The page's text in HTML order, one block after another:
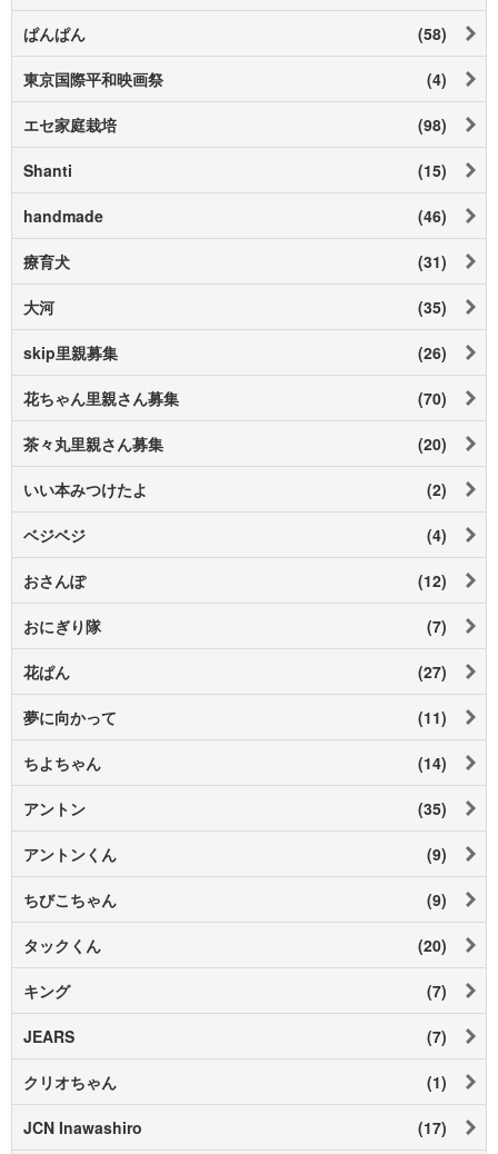
ぱんぱん (58)
東京国際平和映画祭 (4)
エセ家庭栽培 (98)
Shanti (15)
handmade (46)
療育犬 (31)
大河 (35)
skip里親募集 (26)
花ちゃん里親さん募集 (70)
茶々丸里親さん募集 (20)
いい本みつけたよ (2)
ベジベジ (4)
おさんぽ (12)
おにぎり隊 (7)
花ぱん (27)
夢に向かって (11)
ちよちゃん (14)
アントン (35)
アントンくん (9)
ちびこちゃん (9)
タックくん (20)
キング (7)
JEARS (7)
クリオちゃん (1)
JCN Inawashiro (17)